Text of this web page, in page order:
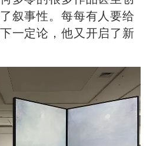
叙事性。每每有人要给
一定论，他又开启了新